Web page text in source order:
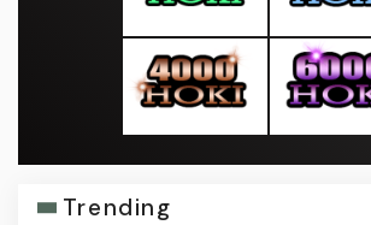
Trending